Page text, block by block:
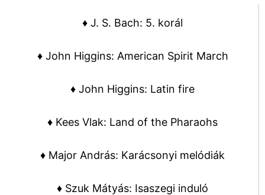
♦ J. S. Bach: 5. korál
♦ John Higgins: American Spirit March
♦ John Higgins: Latin fire
♦ Kees Vlak: Land of the Pharaohs
♦ Major András: Karácsonyi melódiák
♦ Szuk Mátyás: Isaszegi induló